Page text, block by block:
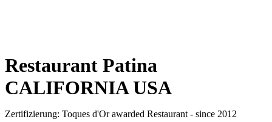
Restaurant Patina
CALIFORNIA USA
Zertifizierung: Toques d'Or awarded Restaurant - since 2012